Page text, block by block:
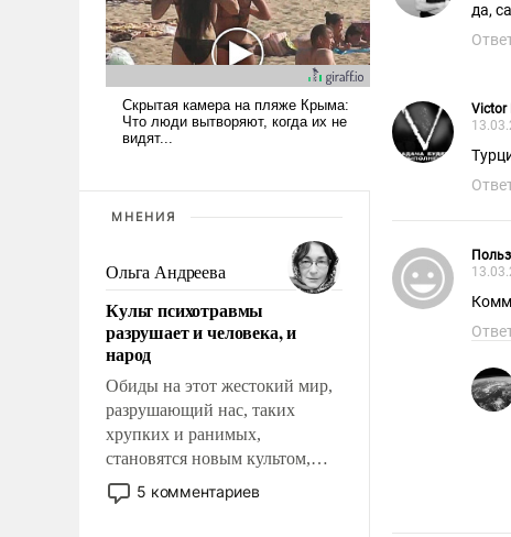
МНЕНИЯ
Ольга Андреева
Культ психотравмы
разрушает и человека, и
народ
Обиды на этот жестокий мир,
разрушающий нас, таких
хрупких и ранимых,
становятся новым культом,
постепенно вытесняя и
отменяя традиционное
5 комментариев
да,
Victor